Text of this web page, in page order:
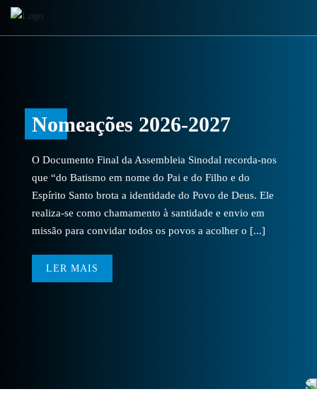
Nomeações 2026-2027
O Documento Final da Assembleia Sinodal recorda-nos
que “do Batismo em nome do Pai e do Filho e do
Espírito Santo brota a identidade do Povo de Deus. Ele
realiza-se como chamamento à santidade e envio em
missão para convidar todos os povos a acolher o [...]
LER MAIS